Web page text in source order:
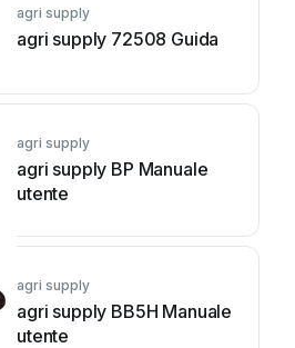
agri supply
agri supply 72508 Guida
agri supply
agri supply BP Manuale
utente
agri supply
agri supply BB5H Manuale
utente